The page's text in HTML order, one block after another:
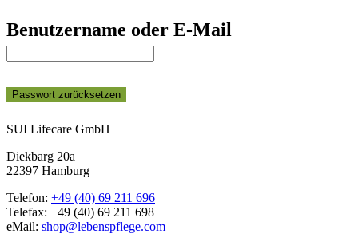
Benutzername oder E-Mail
Passwort zurücksetzen
SUI Lifecare GmbH
Diekbarg 20a
22397 Hamburg
Telefon: +49 (40) 69 211 696
Telefax: +49 (40) 69 211 698
eMail: shop@lebenspflege.com